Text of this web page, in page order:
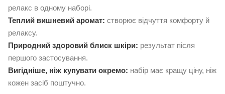
релакс в одному наборі.
Теплий вишневий аромат: створює відчуття комфорту й
релаксу.
Природний здоровий блиск шкіри: результат після
першого застосування.
Вигідніше, ніж купувати окремо: набір має кращу ціну, ніж
кожен засіб поштучно.